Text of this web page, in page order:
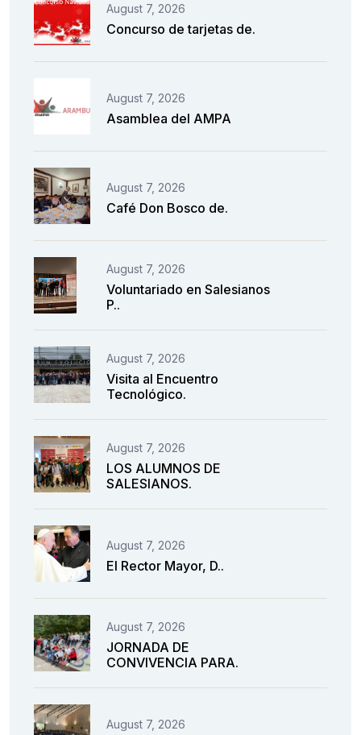
August 7, 2026
Concurso de tarjetas de.
August 7, 2026
Asamblea del AMPA
August 7, 2026
Café Don Bosco de.
August 7, 2026
Voluntariado en Salesianos
P..
August 7, 2026
Visita al Encuentro
Tecnológico.
August 7, 2026
LOS ALUMNOS DE
SALESIANOS.
August 7, 2026
El Rector Mayor, D..
August 7, 2026
JORNADA DE
CONVIVENCIA PARA.
August 7, 2026